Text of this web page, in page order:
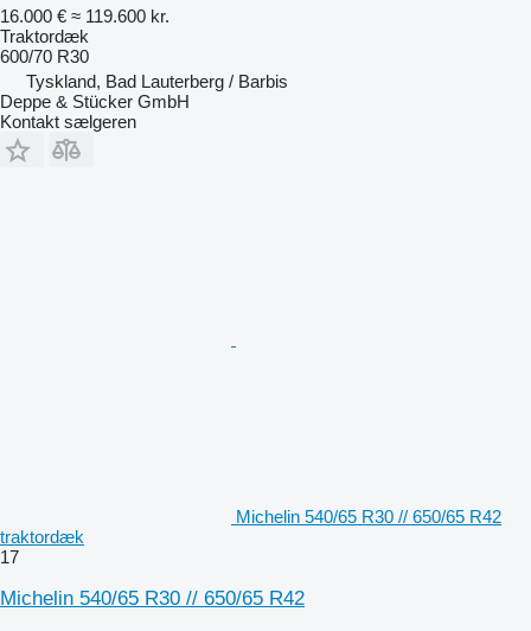
16.000 € ≈ 119.600 kr.
Traktordæk
600/70 R30
Tyskland, Bad Lauterberg / Barbis
Deppe & Stücker GmbH
Kontakt sælgeren
Michelin 540/65 R30 // 650/65 R42
traktordæk
17
Michelin 540/65 R30 // 650/65 R42